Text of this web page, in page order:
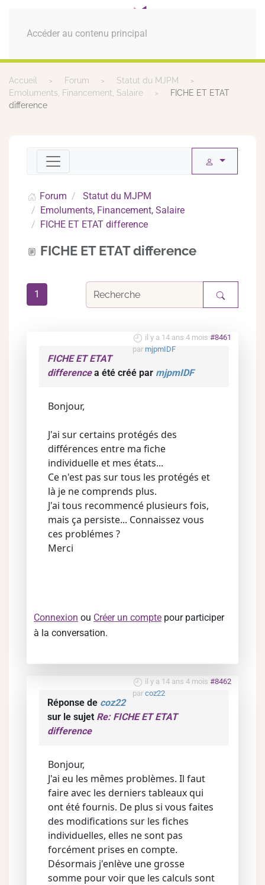
Accéder au contenu principal
MENU
Accueil Forum
Statut du MJPM
Emoluments, Financement, Salaire
FICHE ET ETAT
difference
Forum
Statut du MJPM
Emoluments, Financement, Salaire
FICHE ET ETAT difference
FICHE ET ETAT difference
1
il y a 14 ans 4 mois #8461
par mjpmIDF
FICHE ET ETAT
differencea été créé par mjpmIDF
Bonjour,
J'ai sur certains protégés des
différences entre ma fiche
individuelle et mes états...
Ce n'est pas sur tous les protégés et
là je ne comprends plus.
J'ai tous recommencé plusieurs fois,
mais ça persiste... Connaissez vous
ces problémes ?
Merci
Connexion ou Créer un compte pour participer
à la conversation.
il y a 14 ans 4 mois #8462
par coz22
Réponse de coz22
sur le sujet Re: FICHE ET ETAT
difference
Bonjour,
J'ai eu les mêmes problèmes. Il faut
faire avec les derniers tableaux qui
ont été fournis. De plus si vous faites
des modifications sur les fiches
individuelles, elles ne sont pas
forcément prises en compte.
Désormais j'enlève une grosse
somme pour voir que les calculs sont